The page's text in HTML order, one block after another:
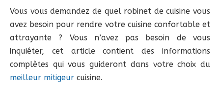
Vous vous demandez de quel robinet de cuisine vous
avez besoin pour rendre votre cuisine confortable et
attrayante ? Vous n’avez pas besoin de vous
inquiéter, cet article contient des informations
complètes qui vous guideront dans votre choix du
meilleur mitigeur cuisine.